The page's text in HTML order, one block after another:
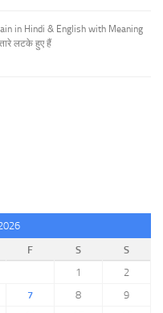
in Hindi & English with Meaning
लटके हुए हैं
F S
S
1
2
7 8
9